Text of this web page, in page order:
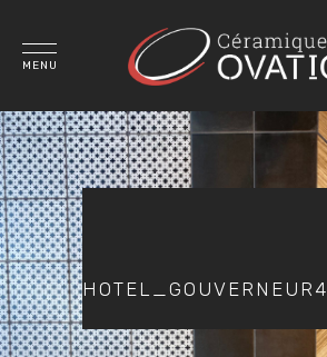
MENU
HOTEL_GOUVERNEUR4